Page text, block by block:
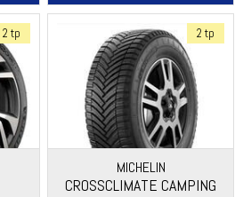
2 tp 2 tp
MICHELIN
CROSSCLIMATE CAMPING